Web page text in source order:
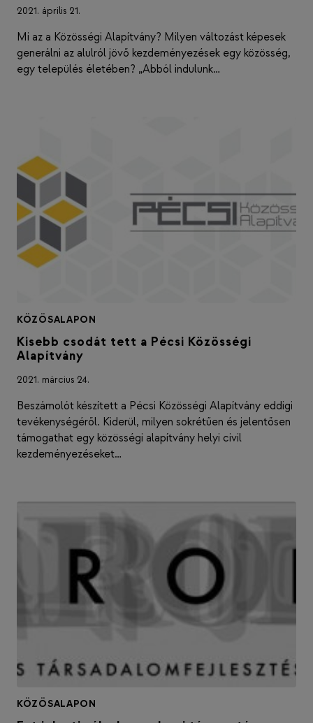
2021. április 21.
Mi az a Közösségi Alapítvány? Milyen változást képesek
generálni az alulról jövő kezdeményezések egy közösség,
egy település életében? „Abból indulunk…
KÖZÖSALAPON
Kisebb csodát tett a Pécsi Közösségi
Alapítvány
2021. március 24.
Beszámolót készített a Pécsi Közösségi Alapítvány eddigi
tevékenységéről. Kiderül, milyen sokrétűen és jelentősen
támogathat egy közösségi alapítvány helyi civil
kezdeményezéseket…
KÖZÖSALAPON